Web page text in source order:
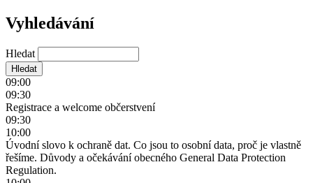
Vyhledávání
Hledat
09:00
09:30
Registrace a welcome občerstvení
09:30
10:00
Úvodní slovo k ochraně dat. Co jsou to osobní data, proč je vlastně
řešíme. Důvody a očekávání obecného General Data Protection
Regulation.